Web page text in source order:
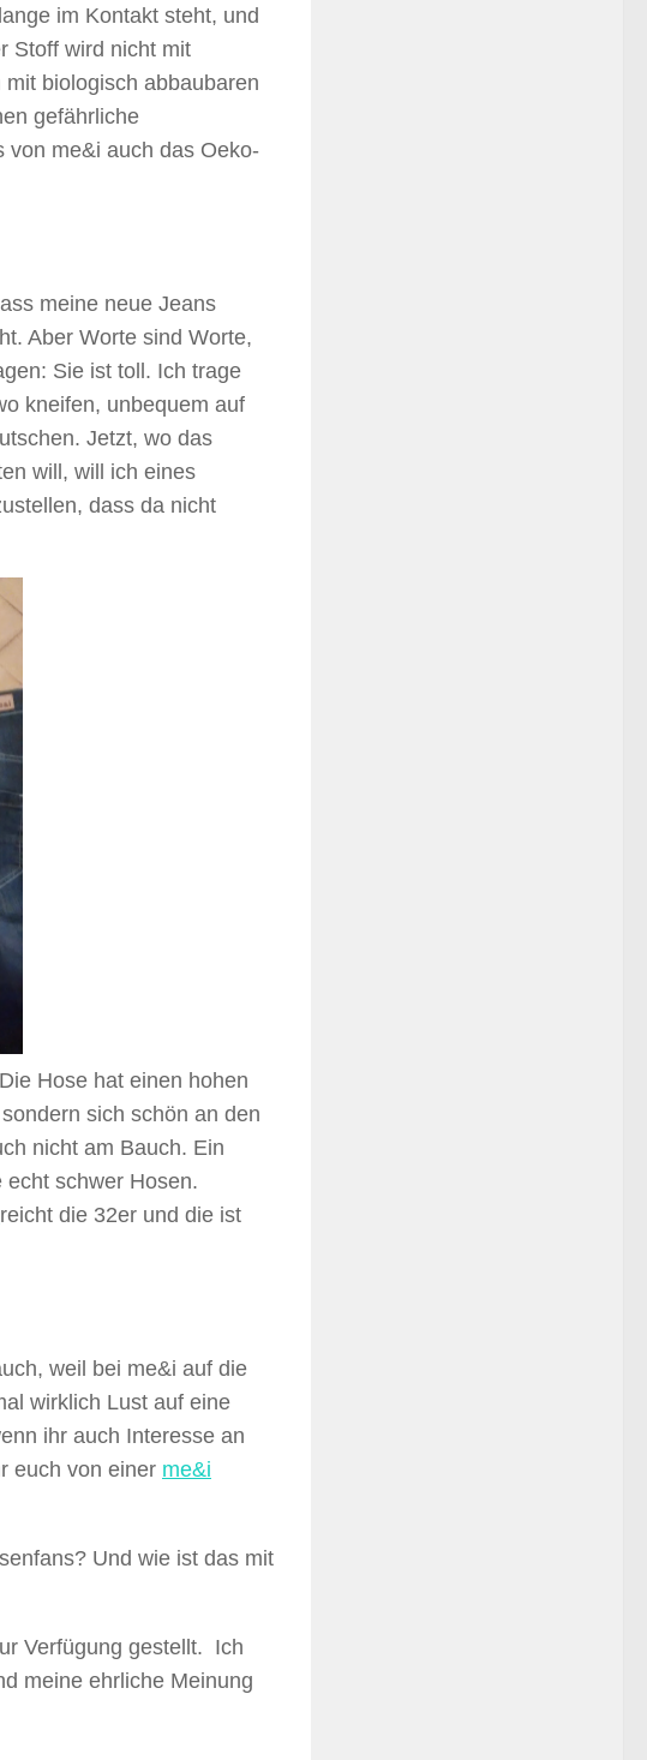
im Kontakt steht, und
Stoff wird nicht mit
biologisch abbaubaren
gefährliche
von me&i auch das Oeko-
meine neue Jeans
Aber Worte sind Worte,
Sie ist toll. Ich trage
kneifen, unbequem auf
Jetzt, wo das
will, will ich eines
dass da nicht
Hose hat einen hohen
sich schön an den
nicht am Bauch. Ein
schwer Hosen.
reicht die 32er und die ist
weil bei me&i auf die
wirklich Lust auf eine
ihr auch Interesse an
euch von einer me&i
Und wie ist das mit
Verfügung gestellt. Ich
meine ehrliche Meinung